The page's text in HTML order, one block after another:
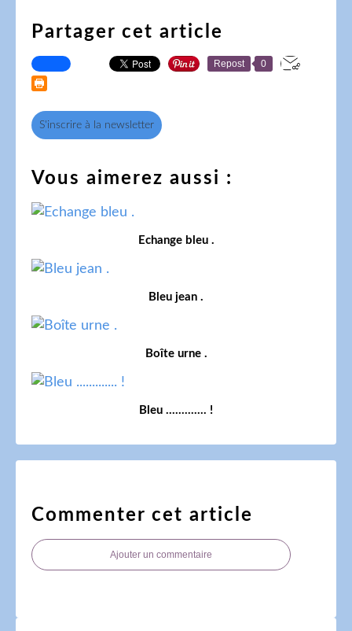
Partager cet article
Repost 0
S'inscrire à la newsletter
Vous aimerez aussi :
Echange bleu .
Bleu jean .
Boîte urne .
Bleu ............. !
Commenter cet article
Ajouter un commentaire